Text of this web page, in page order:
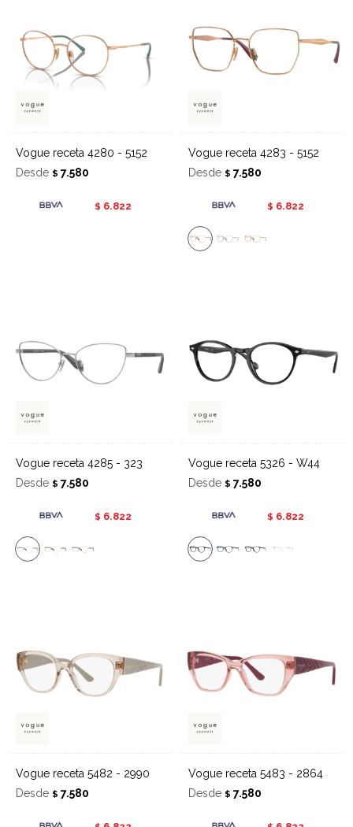
Vogue receta 4280 - 5152
Desde $ 7.580
$ 6.822
Vogue receta 4283 - 5152
Desde $ 7.580
$ 6.822
Vogue receta 4285 - 323
Desde $ 7.580
$ 6.822
Vogue receta 5326 - W44
Desde $ 7.580
$ 6.822
Vogue receta 5482 - 2990
Desde $ 7.580
Vogue receta 5483 - 2864
Desde $ 7.580